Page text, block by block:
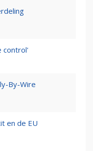
control'
By-Wire
en de EU